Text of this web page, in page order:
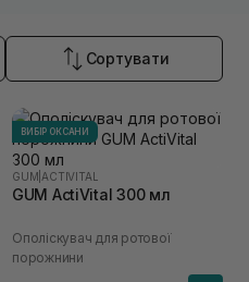
Сортувати
ВИБІР ОКСАНИ
GUM ACTIVITAL
GUM ActiVital 300 мл
Ополіскувач для ротової
порожнини